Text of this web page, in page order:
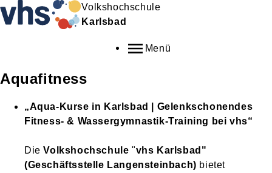
Volkshochschule
Karlsbad
Menü
Aquafitness
„Aqua-Kurse in Karlsbad | Gelenkschonendes
Fitness- & Wassergymnastik-Training bei vhs“
DieVolkshochschule "vhs Karlsbad"
(Geschäftsstelle Langensteinbach) bietet